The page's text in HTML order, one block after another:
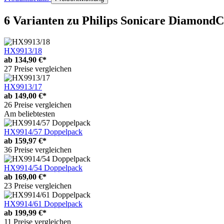
6 Varianten zu Philips Sonicare
HX9913/18
ab 134,90 €*
27 Preise vergleichen
HX9913/17
ab 149,00 €*
26 Preise vergleichen
Am beliebtesten
HX9914/57 Doppelpack
ab 159,97 €*
36 Preise vergleichen
HX9914/54 Doppelpack
ab 169,00 €*
23 Preise vergleichen
HX9914/61 Doppelpack
ab 199,99 €*
11 Preise vergleichen